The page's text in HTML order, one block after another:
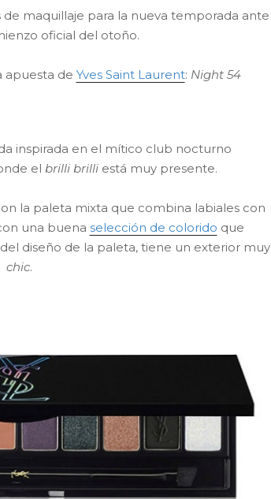
maquillaje para la nueva temporada ante
oficial del otoño.
apuesta de Yves Saint Laurent: Night 54
inspirada en el mítico club nocturno
el brilli brilli está muy presente.
la paleta mixta que combina labiales con
una buena selección de colorido que
diseño de la paleta, tiene un exterior muy
chic.